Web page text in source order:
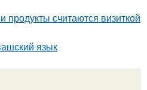
продукты считаются визиткой
язык